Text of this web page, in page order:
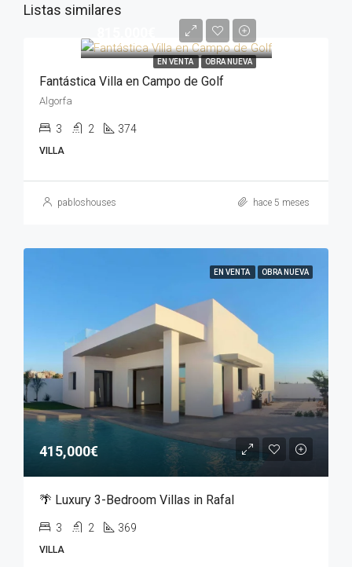
Listas similares
EN VENTA OBRA NUEVA
Fantástica Villa en Campo de Golf
Algorfa
3 2 374
VILLA
pabloshouses hace 5 meses
EN VENTA OBRA NUEVA
415,000€
🌴 Luxury 3-Bedroom Villas in Rafal
3 2 369
VILLA